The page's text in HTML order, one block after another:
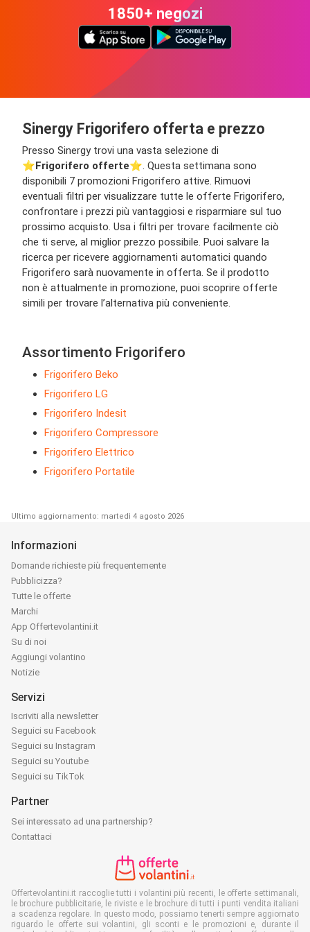
1850+ negozi
Sinergy Frigorifero offerta e prezzo
Presso Sinergy trovi una vasta selezione di
⭐️Frigorifero offerte⭐️. Questa settimana sono
disponibili 7 promozioni Frigorifero attive. Rimuovi
eventuali filtri per visualizzare tutte le offerte Frigorifero,
confrontare i prezzi più vantaggiosi e risparmiare sul tuo
prossimo acquisto. Usa i filtri per trovare facilmente ciò
che ti serve, al miglior prezzo possibile. Puoi salvare la
ricerca per ricevere aggiornamenti automatici quando
Frigorifero sarà nuovamente in offerta. Se il prodotto
non è attualmente in promozione, puoi scoprire offerte
simili per trovare l’alternativa più conveniente.
Assortimento Frigorifero
Frigorifero Beko
Frigorifero LG
Frigorifero Indesit
Frigorifero Compressore
Frigorifero Elettrico
Frigorifero Portatile
Ultimo aggiornamento: martedì 4 agosto 2026
Informazioni
Domande richieste più frequentemente
Pubblicizza?
Tutte le offerte
Marchi
App Offertevolantini.it
Su di noi
Aggiungi volantino
Notizie
Servizi
Iscriviti alla newsletter
Seguici su Facebook
Seguici su Instagram
Seguici su Youtube
Seguici su TikTok
Partner
Sei interessato ad una partnership?
Contattaci
Offertevolantini.it raccoglie tutti i volantini più recenti, le offerte settimanali,
le brochure pubblicitarie, le riviste e le brochure di tutti i punti vendita italiani
a scadenza regolare. In questo modo, possiamo tenerti sempre aggiornato
riguardo le offerte sui volantini, gli sconti e le promozioni e, durante il